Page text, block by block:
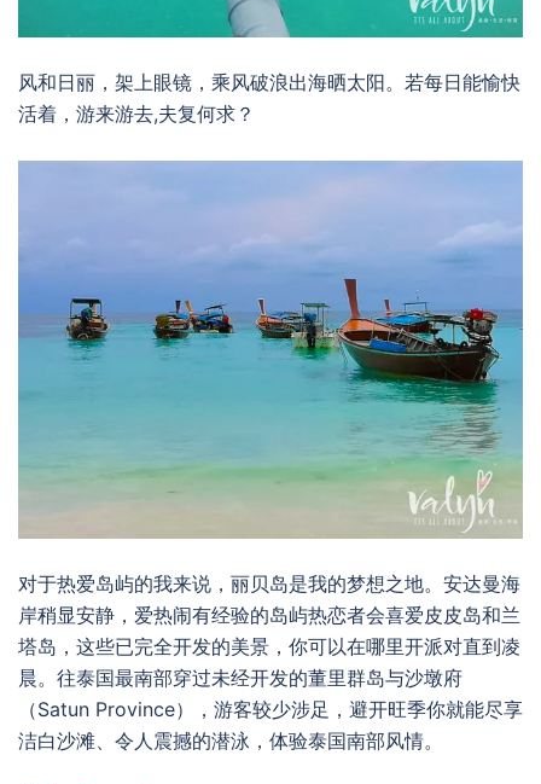
风和日丽，架上眼镜，乘风破浪出海晒太阳。若每日能愉快
活着，游来游去,夫复何求？
对于热爱岛屿的我来说，丽贝岛是我的梦想之地。 安达曼海
岸稍显安静，爱热闹有经验的岛屿热恋者会喜爱皮皮岛和兰
塔岛，这些已完全开发的美景，你可以在哪里开派对直到凌
晨。往泰国最南部穿过未经开发的董里群岛与沙墩府
（Satun Province），游客较少涉足，避开旺季你就能尽享
洁白沙滩、令人震撼的潜泳，体验泰国南部风情。